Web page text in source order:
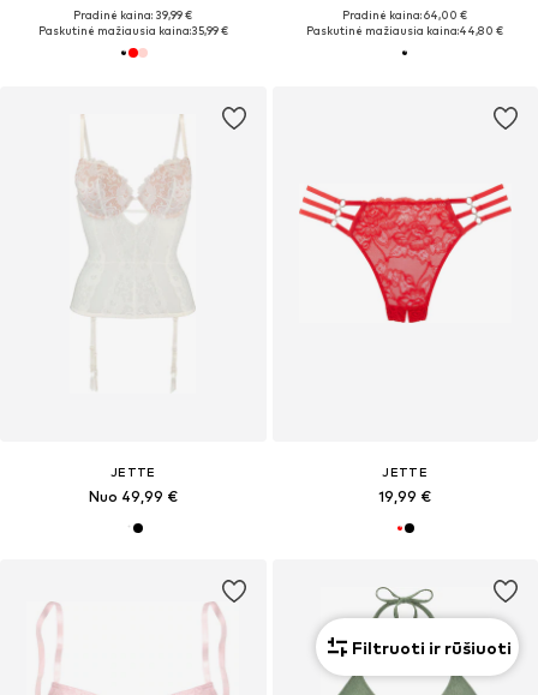
Pradinė kaina: 39,99 €
Paskutinė mažiausia kaina:35,99 €
Pradinė kaina: 64,00 €
Paskutinė mažiausia kaina:44,80 €
JETTE
Nuo 49,99 €
JETTE
19,99 €
Filtruoti ir rūšiuoti